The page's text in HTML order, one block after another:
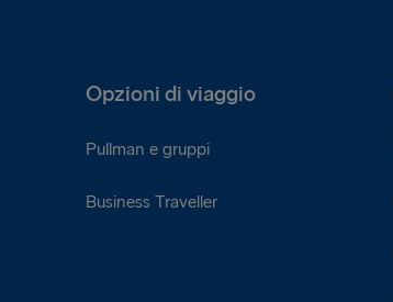
Opzioni di viaggio
Pullman e gruppi
Business Traveller